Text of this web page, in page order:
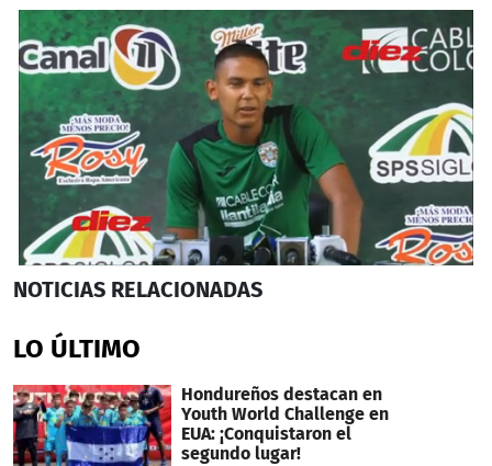
seconds
minutes,
24
NOTICIAS RELACIONADAS
LO ÚLTIMO
Hondureños destacan en
Youth World Challenge en
EUA: ¡Conquistaron el
segundo lugar!